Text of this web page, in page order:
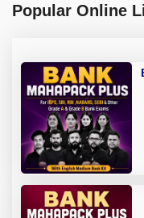
Popular Online